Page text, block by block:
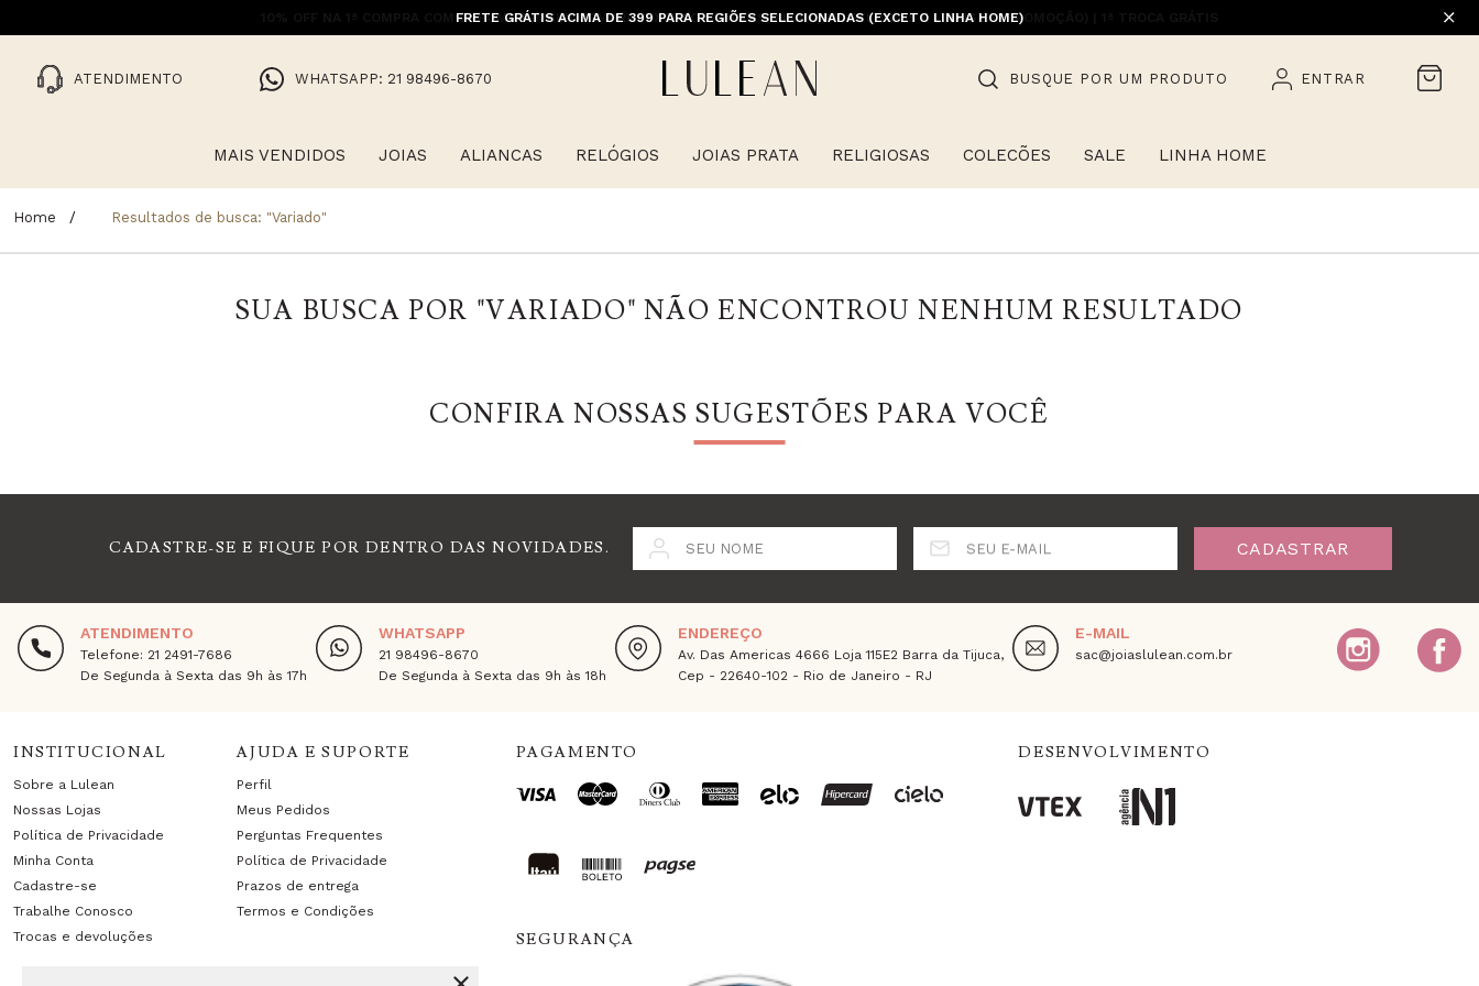
10% OFF NA 1ª COMPRA COM CUPOM PRIMEIRACOMPRA (EXCETO OFERTAS, ALIANÇAS, RELÓGIOS E ITENS EM PROMOÇÃO) | 1ª TROCA GRÁTIS
FRETE GRÁTIS ACIMA DE 399 PARA REGIÕES SELECIONADAS (EXCETO LINHA HOME)
ATENDIMENTO WHATSAPP: 21 98496-8670 BUSQUE POR UM PRODUTO ENTRAR
MAIS VENDIDOS JOIAS ALIANCAS RELÓGIOS JOIAS PRATA RELIGIOSAS COLECÕES SALE LINHA HOME
Resultados de busca: "variado"
SUA BUSCA POR "VARIADO" NÃO ENCONTROU NENHUM RESULTADO
CONFIRA NOSSAS SUGESTÕES PARA VOCÊ
CADASTRE-SE E FIQUE POR DENTRO DAS NOVIDADES. SEU NOME SEU E-MAIL CADASTRAR
ATENDIMENTO
Telefone: 21 2491-7686
De Segunda à Sexta das 9h às 17h
WHATSAPP
21 98496-8670
De Segunda à Sexta das 9h às 18h
ENDEREÇO
Av. Das Americas 4666 Loja 115E2 Barra da Tijuca,
Cep - 22640-102 - Rio de Janeiro - RJ
E-MAIL
sac@joiaslulean.com.br
INSTITUCIONAL
Sobre a Lulean
Nossas Lojas
Política de Privacidade
Minha Conta
Cadastre-se
Trabalhe Conosco
Trocas e devoluções
AJUDA E SUPORTE
Perfil
Meus Pedidos
Perguntas Frequentes
Política de Privacidade
Prazos de entrega
Termos e Condições
PAGAMENTO
SEGURANÇA
DESENVOLVIMENTO